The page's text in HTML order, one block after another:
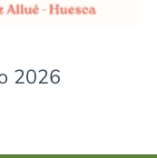
2026